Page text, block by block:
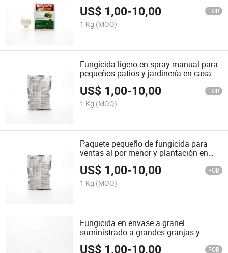
US$ 1,00-10,00 FOB
1 Kg (MOQ)
Fungicida ligero en spray manual para
pequeños patios y jardinería en casa
US$ 1,00-10,00 FOB
1 Kg (MOQ)
Paquete pequeño de fungicida para
ventas al por menor y plantación en
pequeños jardines familiares
US$ 1,00-10,00 FOB
1 Kg (MOQ)
Fungicida en envase a granel
suministrado a grandes granjas y
mayoristas agropecuarios
US$ 1,00-10,00 FOB